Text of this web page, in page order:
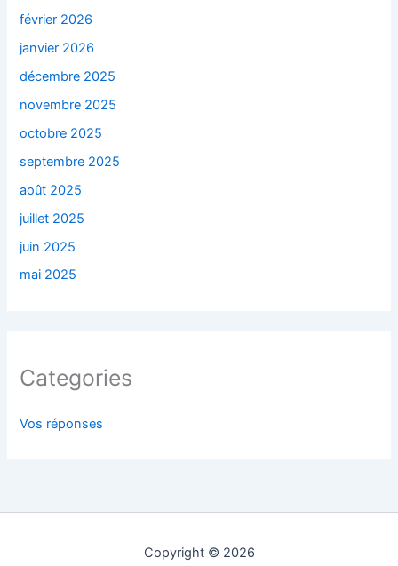
février 2026
janvier 2026
décembre 2025
novembre 2025
octobre 2025
septembre 2025
août 2025
juillet 2025
juin 2025
mai 2025
Categories
Vos réponses
Copyright © 2026